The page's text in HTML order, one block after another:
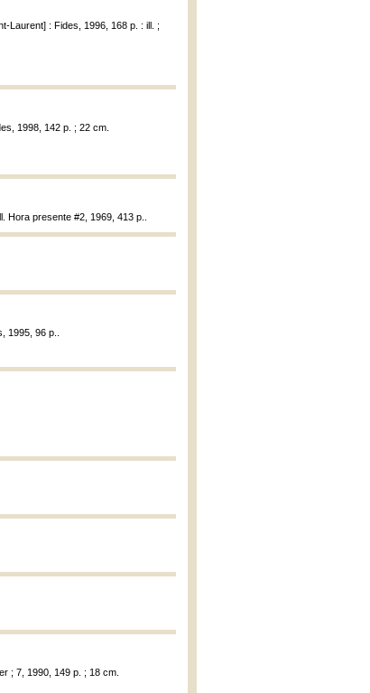
Laurent] : Fides, 1996, 168 p. : ill. ;
1998, 142 p. ; 22 cm.
Hora presente #2, 1969, 413 p..
1995, 96 p..
; 7, 1990, 149 p. ; 18 cm.